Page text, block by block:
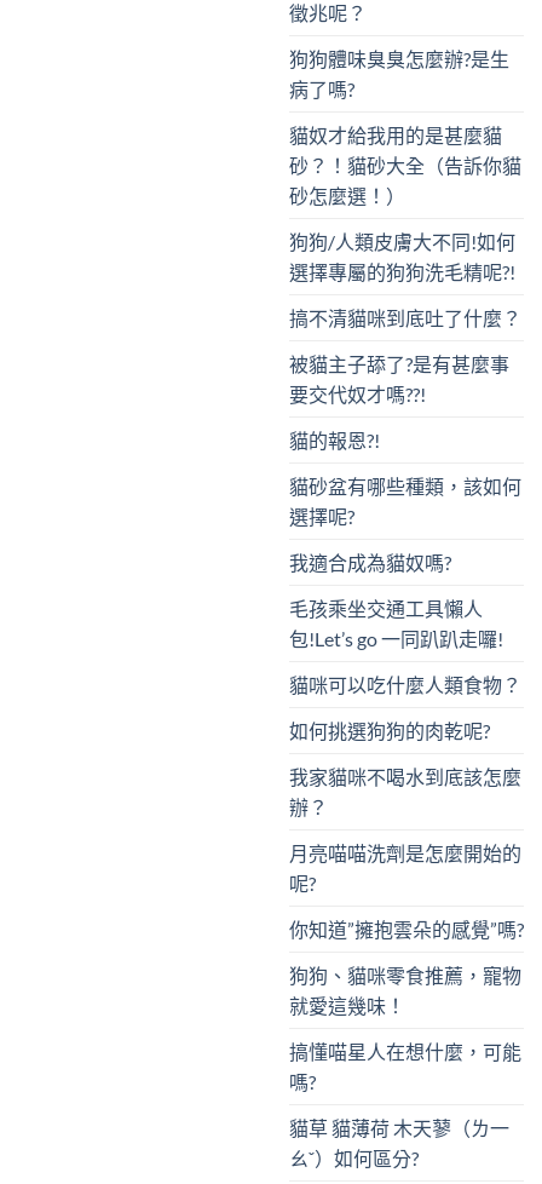
徵兆呢？
狗狗體味臭臭怎麼辦?是生
病了嗎?
貓奴才給我用的是甚麼貓
砂？！貓砂大全（告訴你貓
砂怎麼選！）
狗狗/人類皮膚大不同!如何
選擇專屬的狗狗洗毛精呢?!
搞不清貓咪到底吐了什麼？
被貓主子舔了?是有甚麼事
要交代奴才嗎??!
貓的報恩?!
貓砂盆有哪些種類，該如何
選擇呢?
我適合成為貓奴嗎?
毛孩乘坐交通工具懶人
包!Let’s go 一同趴趴走囉!
貓咪可以吃什麼人類食物？
如何挑選狗狗的肉乾呢?
我家貓咪不喝水到底該怎麼
辦？
月亮喵喵洗劑是怎麼開始的
呢?
你知道”擁抱雲朵的感覺”嗎?
狗狗、貓咪零食推薦，寵物
就愛這幾味！
搞懂喵星人在想什麼，可能
嗎?
貓草 貓薄荷 木天蓼（ㄌ一
ㄠˇ）如何區分?